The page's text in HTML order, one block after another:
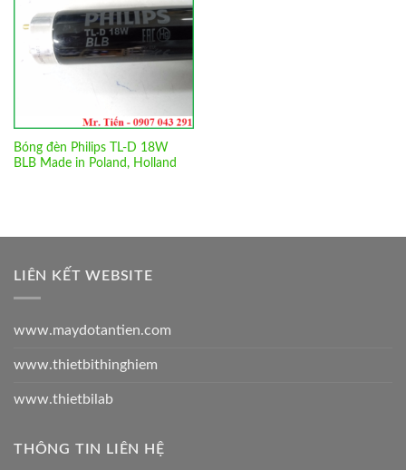
Wishlist
Bóng đèn Philips TL-D 18W
BLB Made in Poland, Holland
LIÊN KẾT WEBSITE
www.maydotantien.com
www.thietbithinghiem
www.thietbilab
THÔNG TIN LIÊN HỆ